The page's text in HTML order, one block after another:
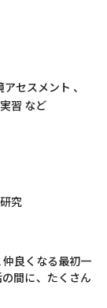
セスメント 、
習 など
究
良くなる最初一
間に、たくさん